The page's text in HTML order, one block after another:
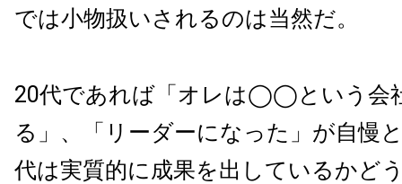
では小物扱いされるのは当然だ。
20代であれば「オレは◯◯という会
る」、「リーダーになった」が自慢
代は実質的に成果を出しているかど